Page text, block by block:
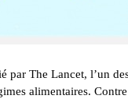
par The Lancet, l’un
alimentaires.